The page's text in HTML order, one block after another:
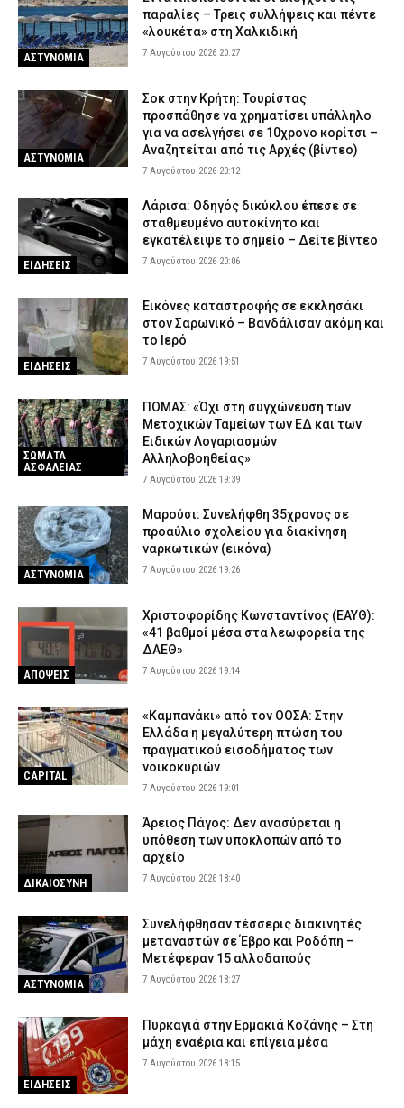
ΑΣΤΥΝΟΜΙΑ
παραλίες – Τρεις συλλήψεις και πέντε
«λουκέτα» στη Χαλκιδική
7 Αυγούστου 2026 20:27
ΑΣΤΥΝΟΜΙΑ
Σοκ στην Κρήτη: Τουρίστας
προσπάθησε να χρηματίσει υπάλληλο
για να ασελγήσει σε 10χρονο κορίτσι –
Αναζητείται από τις Αρχές (βίντεο)
7 Αυγούστου 2026 20:12
ΕΙΔΗΣΕΙΣ
Λάρισα: Οδηγός δικύκλου έπεσε σε
σταθμευμένο αυτοκίνητο και
εγκατέλειψε το σημείο – Δείτε βίντεο
7 Αυγούστου 2026 20:06
ΕΙΔΗΣΕΙΣ
Εικόνες καταστροφής σε εκκλησάκι
στον Σαρωνικό – Βανδάλισαν ακόμη και
το Ιερό
7 Αυγούστου 2026 19:51
ΣΩΜΑΤΑ
ΑΣΦΑΛΕΙΑΣ
ΠΟΜΑΣ: «Όχι στη συγχώνευση των
Μετοχικών Ταμείων των ΕΔ και των
Ειδικών Λογαριασμών
Αλληλοβοηθείας»
7 Αυγούστου 2026 19:39
ΑΣΤΥΝΟΜΙΑ
Μαρούσι: Συνελήφθη 35χρονος σε
προαύλιο σχολείου για διακίνηση
ναρκωτικών (εικόνα)
7 Αυγούστου 2026 19:26
ΑΠΟΨΕΙΣ
Χριστοφορίδης Κωνσταντίνος (ΕΑΥΘ):
«41 βαθμοί μέσα στα λεωφορεία της
ΔΑΕΘ»
7 Αυγούστου 2026 19:14
CAPITAL
«Καμπανάκι» από τον ΟΟΣΑ: Στην
Ελλάδα η μεγαλύτερη πτώση του
πραγματικού εισοδήματος των
νοικοκυριών
7 Αυγούστου 2026 19:01
ΔΙΚΑΙΟΣΥΝΗ
Άρειος Πάγος: Δεν ανασύρεται η
υπόθεση των υποκλοπών από το
αρχείο
7 Αυγούστου 2026 18:40
ΑΣΤΥΝΟΜΙΑ
Συνελήφθησαν τέσσερις διακινητές
μεταναστών σε Έβρο και Ροδόπη –
Μετέφεραν 15 αλλοδαπούς
7 Αυγούστου 2026 18:27
ΕΙΔΗΣΕΙΣ
Πυρκαγιά στην Ερμακιά Κοζάνης – Στη
μάχη εναέρια και επίγεια μέσα
7 Αυγούστου 2026 18:15